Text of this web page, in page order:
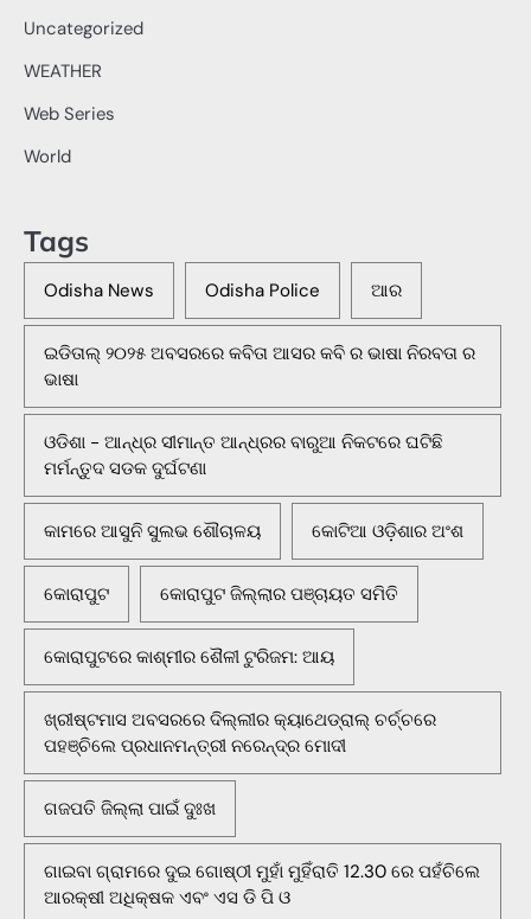
Uncategorized
WEATHER
Web Series
World
Tags
Odisha News Odisha Police ଆର
ଇଡିତାଲ୍ ୨୦୨୫ ଅବସରରେ କବିତା ଆସର କବି ର ଭାଷା ନିରବତା ର
ଭାଷା
ଓଡିଶା - ଆନ୍ଧ୍ର ସୀମାନ୍ତ ଆନ୍ଧ୍ରର ବାରୁଆ ନିକଟରେ ଘଟିଛି
ମର୍ମନ୍ତୁଦ ସଡକ ଦୁର୍ଘଟଣା
କାମରେ ଆସୁନି ସୁଲଭ ଶୌଚାଳୟ କୋଟିଆ ଓଡ଼ିଶାର ଅଂଶ
କୋରାପୁଟ କୋରାପୁଟ ଜିଲ୍ଲାର ପଞ୍ଚାୟତ ସମିତି
କୋରାପୁଟରେ କାଶ୍ମୀର ଶୈଳୀ ଟୁରିଜମ: ଆୟ
ଖ୍ରୀଷ୍ଟମାସ ଅବସରରେ ଦିଲ୍ଲୀର କ୍ୟାଥେଡ୍ରାଲ୍ ଚର୍ଚ୍ଚରେ
ପହଞ୍ଚିଲେ ପ୍ରଧାନମନ୍ତ୍ରୀ ନରେନ୍ଦ୍ର ମୋଦୀ
ଗଜପତି ଜିଲ୍ଲା ପାଇଁ ଦୁଃଖ
ଗାଇବା ଗ୍ରାମରେ ଦୁଇ ଗୋଷ୍ଠୀ ମୁହାଁ ମୁହିଁରାତି 12.30 ରେ ପହଁଚିଲେ
ଆରକ୍ଷୀ ଅଧିକ୍ଷକ ଏବଂ ଏସ ଡି ପି ଓ